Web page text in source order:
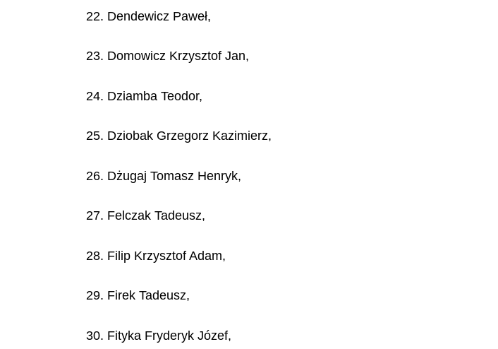
22. Dendewicz Paweł,
23. Domowicz Krzysztof Jan,
24. Dziamba Teodor,
25. Dziobak Grzegorz Kazimierz,
26. Dżugaj Tomasz Henryk,
27. Felczak Tadeusz,
28. Filip Krzysztof Adam,
29. Firek Tadeusz,
30. Fityka Fryderyk Józef,